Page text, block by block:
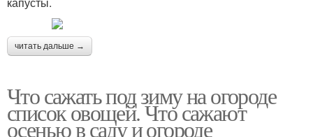
читать дальше →
Что сажать под зиму на огороде
список овощей. Что сажают
осенью в саду и огороде